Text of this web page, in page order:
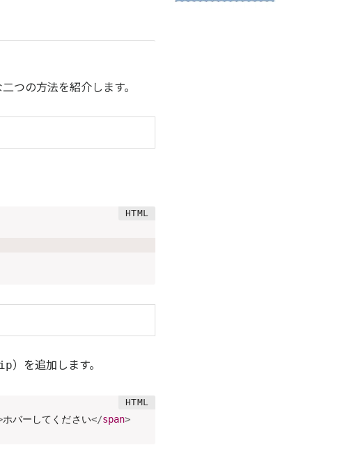
つの方法を紹介します。
）を追加します。
ホバーしてください</span>